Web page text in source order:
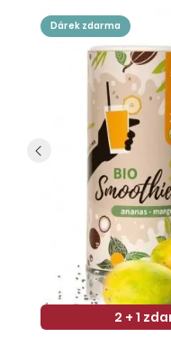
dárek zdarma
2 + 1